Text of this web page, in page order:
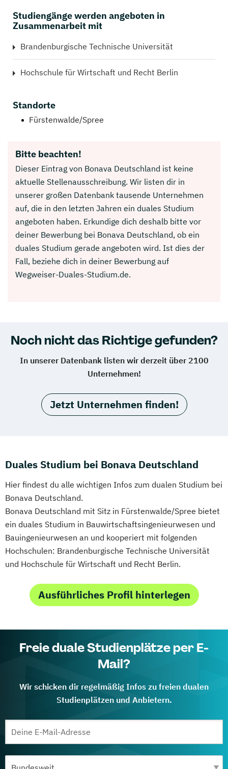
Studiengänge werden angeboten in
Zusammenarbeit mit
Brandenburgische Technische Universität
Hochschule für Wirtschaft und Recht Berlin
Standorte
Fürstenwalde/Spree
Bitte beachten!
Dieser Eintrag von Bonava Deutschland ist keine
aktuelle Stellenausschreibung. Wir listen dir in
unserer großen Datenbank tausende Unternehmen
auf, die in den letzten Jahren ein duales Studium
angeboten haben. Erkundige dich deshalb bitte vor
deiner Bewerbung bei Bonava Deutschland, ob ein
duales Studium gerade angeboten wird. Ist dies der
Fall, beziehe dich in deiner Bewerbung auf
Wegweiser-Duales-Studium.de.
Noch nicht das Richtige gefunden?
In unserer Datenbank listen wir derzeit über 2100
Unternehmen!
Jetzt Unternehmen finden!
Duales Studium bei Bonava Deutschland
Hier findest du alle wichtigen Infos zum dualen Studium bei
Bonava Deutschland.
Bonava Deutschland mit Sitz in Fürstenwalde/Spree bietet
ein duales Studium in Bauwirtschaftsingenieurwesen und
Bauingenieurwesen an und kooperiert mit folgenden
Hochschulen: Brandenburgische Technische Universität
und Hochschule für Wirtschaft und Recht Berlin.
Ausführliches Profil hinterlegen
Freie duale Studienplätze per E-
Mail?
Wir schicken dir regelmäßig Infos zu freien dualen
Studienplätzen und Anbietern.